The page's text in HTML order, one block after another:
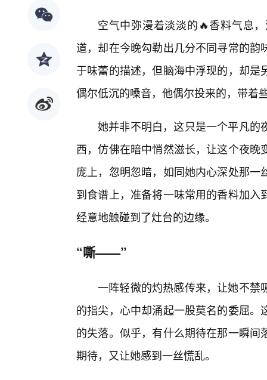
空气中弥漫着淡淡的🔥香料气息
道，却在今晚勾勒出几分不同寻常的
于味蕾的描述，但脑海中浮现的，却
偶尔低沉的嗓音，他偶尔投来的，带着
她并非不明白，这只是一个平凡的
西，仿佛在暗中悄然滋长，让这个夜
庞上，忽明忽暗，如同她内心深处那
到食谱上，准备将一味常用的香料加
经意地触碰到了灶台的边缘。
“嘶——”
一阵轻微的灼热感传来，让她不禁
的指尖，心中却涌起一股莫名的委屈
的失落。似乎，有什么期待在那一瞬
期待，又让她感到一丝慌乱。